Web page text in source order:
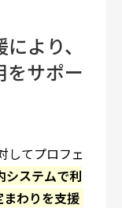
より、
をサポー
してプロフェ
システムで利
わりを支援